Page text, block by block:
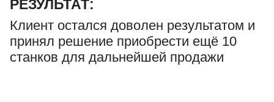
РЕЗУЛЬТАТ:
Клиент остался доволен результатом и
принял решение приобрести ещё 10
станков для дальнейшей продажи